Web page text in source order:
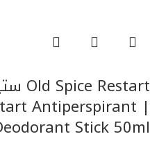
Antiperspirant
Stick 50ml